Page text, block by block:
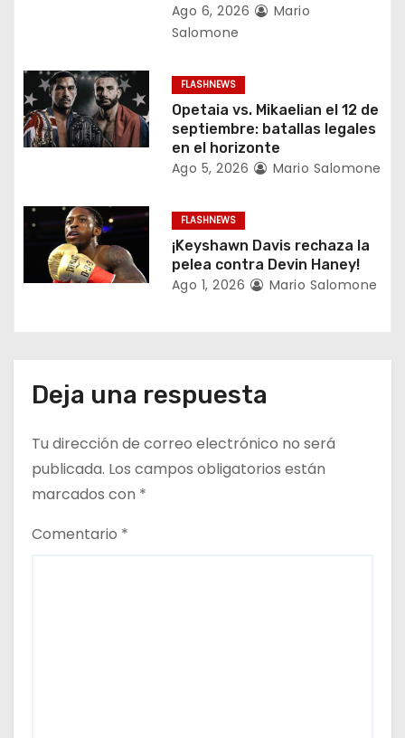
n
t
r
d
Ago 6, 2026
Mario
Salomone
FLASHNEWS
Opetaia vs. Mikaelian el 12 de
septiembre: batallas legales
en el horizonte
Ago 5, 2026 Mario Salomone
FLASHNEWS
¡Keyshawn Davis rechaza la
pelea contra Devin Haney!
Ago 1, 2026 Mario Salomone
Deja una respuesta
Tu dirección de correo electrónico no será
publicada. Los campos obligatorios están
marcados con *
Comentario *